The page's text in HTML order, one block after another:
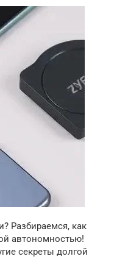
Разбираемся, как
автономностью!
секреты долгой